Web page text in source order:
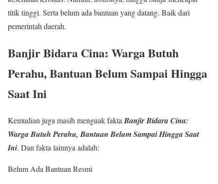
titik tinggi. Serta belum ada bantuan yang datang. Baik dari
pemerintah daerah.
Banjir Bidara Cina: Warga Butuh
Perahu, Bantuan Belum Sampai Hingga
Saat Ini
Kemudian juga masih menguak fakta Banjir Bidara Cina:
Warga Butuh Perahu, Bantuan Belum Sampai Hingga Saat
Ini. Dan fakta lainnya adalah:
Belum Ada Bantuan Resmi